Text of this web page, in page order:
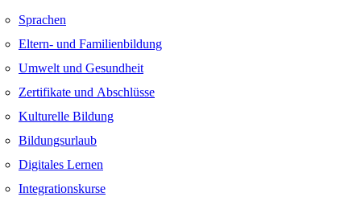
Sprachen
Eltern- und Familienbildung
Umwelt und Gesundheit
Zertifikate und Abschlüsse
Kulturelle Bildung
Bildungsurlaub
Digitales Lernen
Integrationskurse